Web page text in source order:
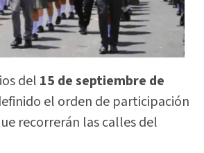
del 15 de septiembre de
el orden de participación
recorrerán las calles del